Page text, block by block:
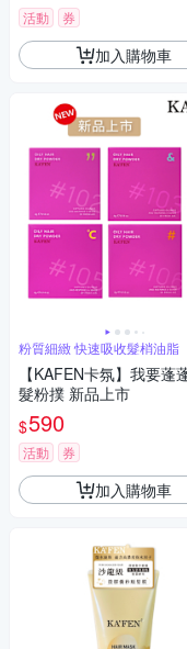
活動 券
加入購物車
粉質細緻 快速吸收髮梢油脂
【KAFEN卡氛】我要蓬
髮粉撲 新品上市
$590
活動 券
加入購物車